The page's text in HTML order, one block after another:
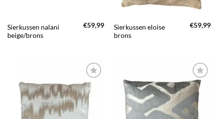
Sierkussen nalani
beige/brons
€59,99
Sierkussen eloise
brons
€59,99
TOEVOEGEN
AAN JOUW
FAVORIETEN
TOEVOEGEN
AAN JOUW
FAVORIETEN